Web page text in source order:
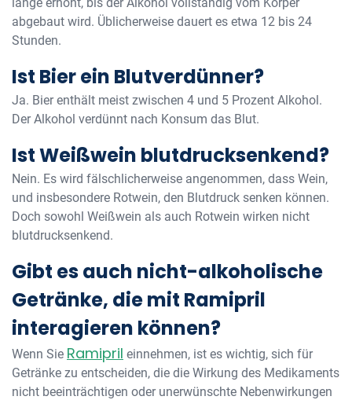
abgebaut wird. Üblicherweise dauert es etwa 12 bis 24
Stunden.
Ist Bier ein Blutverdünner?
Ja. Bier enthält meist zwischen 4 und 5 Prozent Alkohol.
Der Alkohol verdünnt nach Konsum das Blut.
Ist Weißwein blutdrucksenkend?
Nein. Es wird fälschlicherweise angenommen, dass Wein,
und insbesondere Rotwein, den Blutdruck senken können.
Doch sowohl Weißwein als auch Rotwein wirken nicht
blutdrucksenkend.
Gibt es auch nicht-alkoholische
Getränke, die mit Ramipril
interagieren können?
Wenn Sie Ramipril einnehmen, ist es wichtig, sich für
Getränke zu entscheiden, die die Wirkung des Medikaments
nicht beeinträchtigen oder unerwünschte Nebenwirkungen